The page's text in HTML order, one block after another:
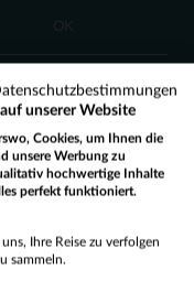
OK
jack.de
unserer Website
Cookies, um Ihnen die
unsere Werbung zu
hochwertige Inhalte
perfekt funktioniert.
Ihre Reise zu verfolgen
sammeln.